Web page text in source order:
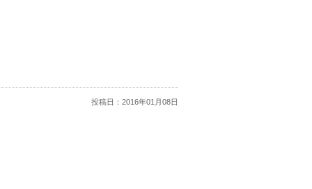
投稿日： 2016年01月08日